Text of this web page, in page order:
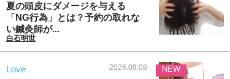
夏の頭皮にダメージを与える
「NG行為」とは？予約の取れな
い鍼灸師が...
白石明世
Love 2026.08.08 NEW